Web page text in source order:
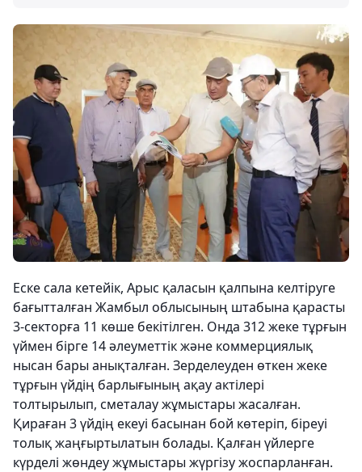
Еске сала кетейік, Арыс қаласын қалпына келтіруге
бағытталған Жамбыл облысының штабына қарасты
3-секторға 11 көше бекітілген. Онда 312 жеке тұрғын
үймен бірге 14 әлеуметтік және коммерциялық
нысан бары анықталған. Зерделеуден өткен жеке
тұрғын үйдің барлығының ақау актілері
толтырылып, сметалау жұмыстары жасалған.
Қираған 3 үйдің екеуі басынан бой көтеріп, біреуі
толық жаңғыртылатын болады. Қалған үйлерге
күрделі жөндеу жұмыстары жүргізу жоспарланған.